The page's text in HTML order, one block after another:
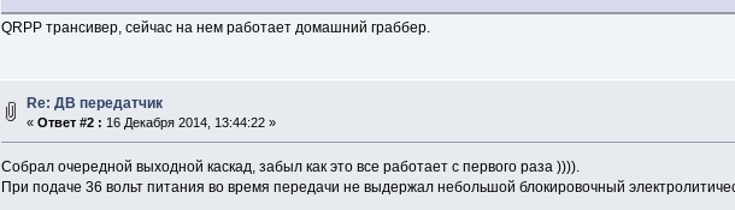
QRPP трансивер, сейчас на нем работает домашний граббер.
Re: ДВ передатчик
«Ответ #2 : 16 Декабря 2014, 13:44:22 »
Собрал очередной выходной каскад, забыл как это все работает с первого раза )))).
При подаче 36 вольт питания во время передачи не выдержал небольшой блокировочный